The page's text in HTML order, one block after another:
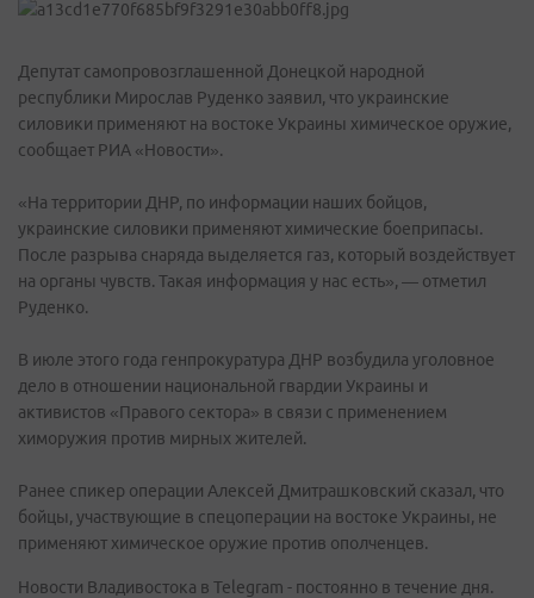
Депутат самопровозглашенной Донецкой народной
республики Мирослав Руденко заявил, что украинские
силовики применяют на востоке Украины химическое оружие,
сообщает РИА «Новости».
«На территории ДНР, по информации наших бойцов,
украинские силовики применяют химические боеприпасы.
После разрыва снаряда выделяется газ, который воздействует
на органы чувств. Такая информация у нас есть», — отметил
Руденко.
В июле этого года генпрокуратура ДНР возбудила уголовное
дело в отношении национальной гвардии Украины и
активистов «Правого сектора» в связи с применением
химоружия против мирных жителей.
Ранее спикер операции Алексей Дмитрашковский сказал, что
бойцы, участвующие в спецоперации на востоке Украины, не
применяют химическое оружие против ополченцев.
Новости Владивостока в Telegram - постоянно в течение дня.